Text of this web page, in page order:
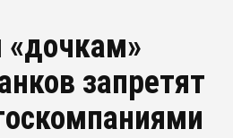
«дочкам»
запретят